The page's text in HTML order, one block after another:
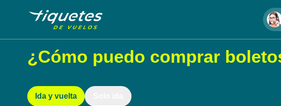
¿Cómo puedo comprar
Ida y vuelta